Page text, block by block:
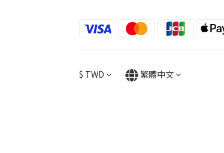
$ TWD 繁體中文